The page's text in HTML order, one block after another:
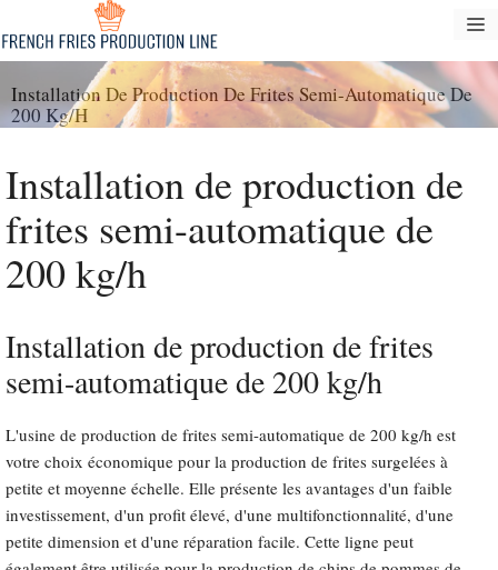
au
contenu
Installation De Production De Frites Semi-Automatique De
200 Kg/h
Installation de production de
frites semi-automatique de
200 kg/h
Installation de production de frites
semi-automatique de 200 kg/h
L'usine de production de frites semi-automatique de 200 kg/h est
votre choix économique pour la production de frites surgelées à
petite et moyenne échelle. Elle présente les avantages d'un faible
investissement, d'un profit élevé, d'une multifonctionnalité, d'une
petite dimension et d'une réparation facile. Cette ligne peut